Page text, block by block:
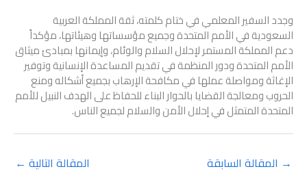
وجدد السفير المعلمي في ختام كلمته، ثقة المملكة العربية
السعودية في الأمم المتحدة وجميع مؤسساتها وهيئاتها، مؤكداً
دعم المملكة المستمر لإحلال السلام والوئام، وإيمانها بمبادئ ميثاق
الأمم المتحدة ودور المنظمة في تقديم المساعدة الإنسانية وتوفير
الإغاثة ومواصلة عملها في مكافحة الإرهاب بجميع أشكاله ومنع
الحروب ومعالجة القضايا بالحوار البناء للحفاظ على الهدف النبيل للأمم
المتحدة المتمثل في إحلال الأمن والسلام لجميع الناس.
→ المقالة السابقة المقالة التالية ←